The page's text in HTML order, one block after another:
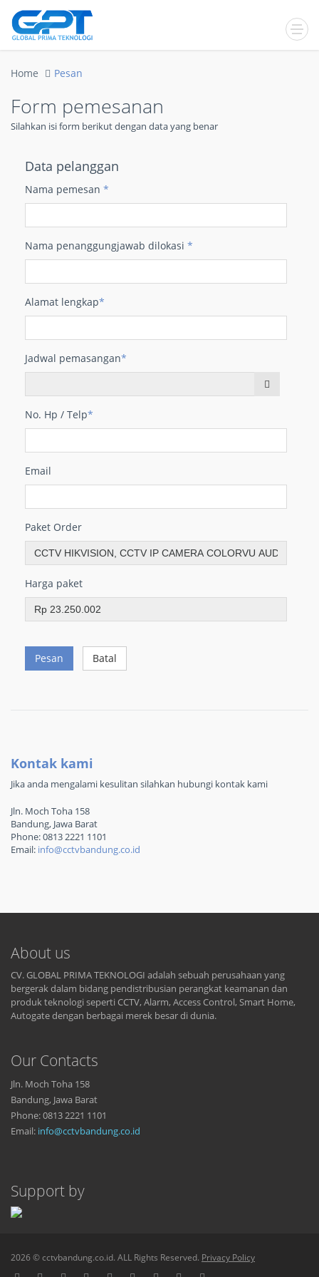
Home Pesan
Form pemesanan
Silahkan isi form berikut dengan data yang benar
Data pelanggan
Nama pemesan *
Nama penanggungjawab dilokasi *
Alamat lengkap*
Jadwal pemasangan*
No. Hp / Telp*
Email
Paket Order
Harga paket
Pesan Batal
Kontak kami
Jika anda mengalami kesulitan silahkan hubungi kontak kami
Jln. Moch Toha 158
Bandung, Jawa Barat
Phone: 0813 2221 1101
Email: info@cctvbandung.co.id
About us
CV. GLOBAL PRIMA TEKNOLOGI adalah sebuah perusahaan yang
bergerak dalam bidang pendistribusian perangkat keamanan dan
produk teknologi seperti CCTV, Alarm, Access Control, Smart Home,
Autogate dengan berbagai merek besar di dunia.
Our Contacts
Jln. Moch Toha 158
Bandung, Jawa Barat
Phone: 0813 2221 1101
Email: info@cctvbandung.co.id
Support by
2026 © cctvbandung.co.id. ALL Rights Reserved. Privacy Policy